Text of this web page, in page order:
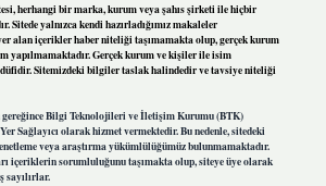
herhangi bir marka, kurum veya şahıs şirketi ile hiçbir
Sitede yalnızca kendi hazırladığımız makaleler
alan içerikler haber niteliği taşımamakta olup, gerçek kurum
yapılmamaktadır. Gerçek kurum ve kişiler ile isim
Sitemizdeki bilgiler taslak halindedir ve tavsiye niteliği
gereğince Bilgi Teknolojileri ve İletişim Kurumu (BTK)
Sağlayıcı olarak hizmet vermektedir. Bu nedenle, sitedeki
veya araştırma yükümlülüğümüz bulunmamaktadır.
içeriklerin sorumluluğunu taşımakta olup, siteye üye olarak
sayılırlar.